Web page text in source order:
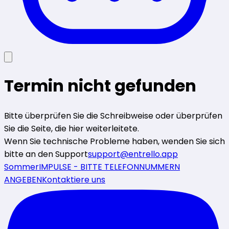
Termin nicht gefunden
Bitte überprüfen Sie die Schreibweise oder überprüfen
Sie die Seite, die hier weiterleitete.
Wenn Sie technische Probleme haben, wenden Sie sich
bitte an den Supportsupport@entrello.app
SommerIMPULSE - BITTE TELEFONNUMMERN
ANGEBENKontaktiere uns